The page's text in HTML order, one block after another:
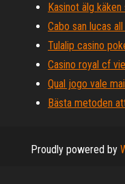
Kasinot älg
Cabo san lucas
Tulalip casino
Casino royal cf
Qual jogo vale
Bästa metoden
Proudly powered by